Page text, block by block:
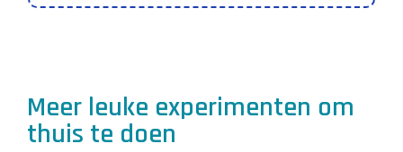
Meer leuke experimenten om
thuis te doen